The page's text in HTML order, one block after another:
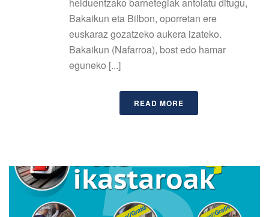
Bakaikun eta Bilbon, oporretan ere
euskaraz gozatzeko aukera izateko.
Bakaikun (Nafarroa), bost edo hamar
eguneko [...]
READ MORE